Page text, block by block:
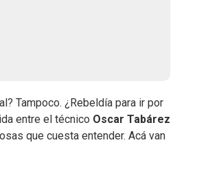
Tampoco. ¿Rebeldía para ir por
entre el técnico Oscar Tabárez
que cuesta entender. Acá van